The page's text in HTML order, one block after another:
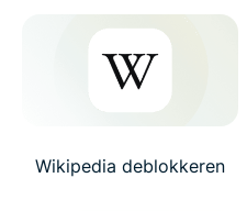
Wikipedia deblokkeren